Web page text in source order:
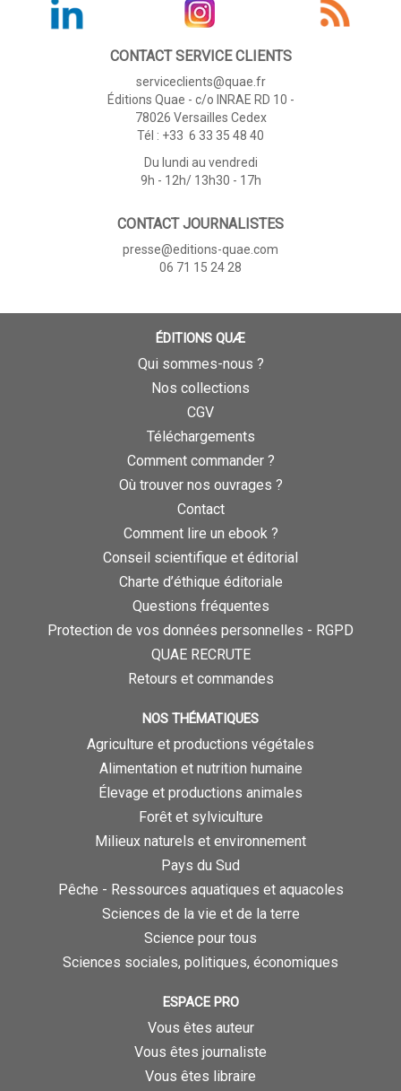
CONTACT SERVICE CLIENTS
serviceclients@quae.fr
Éditions Quae - c/o INRAE RD 10 -
78026 Versailles Cedex
Tél : +33 6 33 35 48 40
Du lundi au vendredi
9h - 12h/ 13h30 - 17h
CONTACT JOURNALISTES
presse@editions-quae.com
06 71 15 24 28
ÉDITIONS QUÆ
Qui sommes-nous ?
Nos collections
CGV
Téléchargements
Comment commander ?
Où trouver nos ouvrages ?
Contact
Comment lire un ebook ?
Conseil scientifique et éditorial
Charte d’éthique éditoriale
Questions fréquentes
Protection de vos données personnelles - RGPD
QUAE RECRUTE
Retours et commandes
NOS THÉMATIQUES
Agriculture et productions végétales
Alimentation et nutrition humaine
Élevage et productions animales
Forêt et sylviculture
Milieux naturels et environnement
Pays du Sud
Pêche - Ressources aquatiques et aquacoles
Sciences de la vie et de la terre
Science pour tous
Sciences sociales, politiques, économiques
ESPACE PRO
Vous êtes auteur
Vous êtes journaliste
Vous êtes libraire